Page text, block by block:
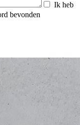
Ik heb
bevonden